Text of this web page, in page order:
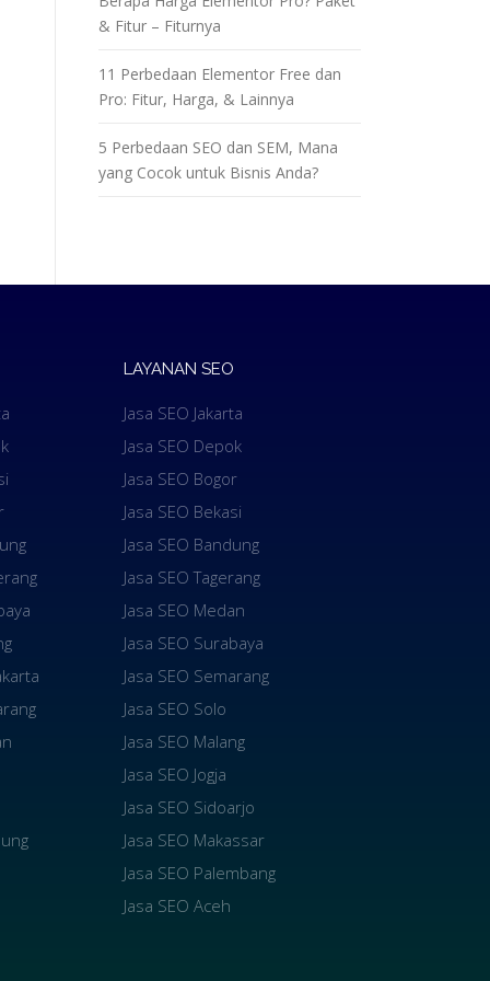
& Fitur – Fiturnya
11 Perbedaan Elementor Free dan
Pro: Fitur, Harga, & Lainnya
5 Perbedaan SEO dan SEM, Mana
yang Cocok untuk Bisnis Anda?
LAYANAN SEO
Jasa SEO Jakarta
Jasa SEO Depok
Jasa SEO Bogor
Jasa SEO Bekasi
Jasa SEO Bandung
Jasa SEO Tagerang
Jasa SEO Medan
Jasa SEO Surabaya
Jasa SEO Semarang
Jasa SEO Solo
Jasa SEO Malang
Jasa SEO Jogja
Jasa SEO Sidoarjo
Jasa SEO Makassar
Jasa SEO Palembang
Jasa SEO Aceh